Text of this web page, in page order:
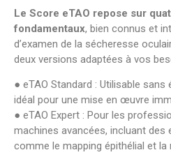
Le Score eTAO repose sur
fondamentaux, bien connus et
d’examen de la sécheresse
deux versions adaptées à vos
● eTAO Standard : Utilisable
idéal pour une mise en œuvre
● eTAO Expert : Pour les
machines avancées, incluant
comme le mapping épithélial et la